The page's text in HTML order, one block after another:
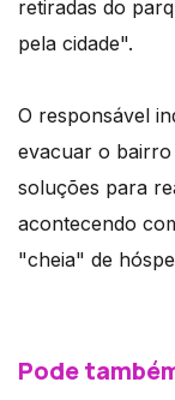
retiradas do
pela cidade".
O responsável
evacuar o
soluções para
acontecendo
"cheia" de
Pode